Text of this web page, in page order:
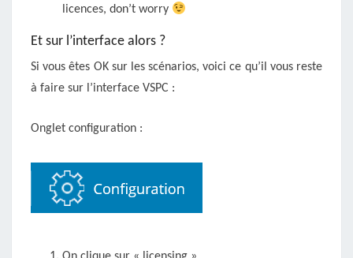
licences, don’t worry
Et sur l’interface alors ?
Si vous êtes OK sur les scénarios, voici ce qu’il vous reste
à faire sur l’interface VSPC :
Onglet configuration :